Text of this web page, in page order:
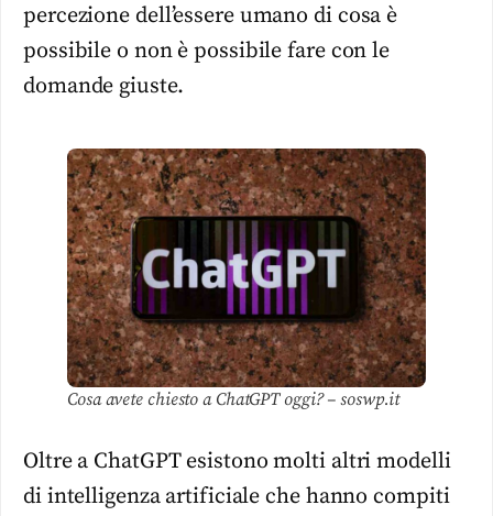
percezione dell’essere umano di cosa è
possibile o non è possibile fare con le
domande giuste.
Cosa avete chiesto a ChatGPT oggi? – soswp.it
Oltre a ChatGPT esistono molti altri modelli
di intelligenza artificiale che hanno compiti